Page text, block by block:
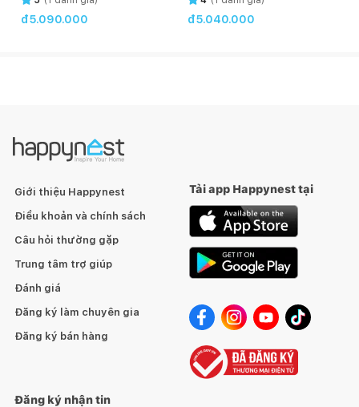
đ5.090.000 đ5.040.000
Giới thiệu Happynest
Điều khoản và chính sách
Câu hỏi thường gặp
Trung tâm trợ giúp
Đánh giá
Đăng ký làm chuyên gia
Đăng ký bán hàng
Tải app Happynest tại
Đăng ký nhận tin